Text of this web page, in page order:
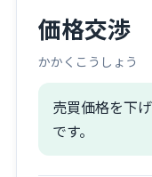
価格交渉
かかくこうしょう
売買価格を下
です。